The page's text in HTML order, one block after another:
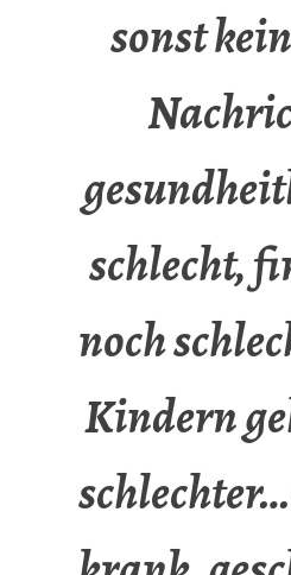
sonst
schlecht,
noch
Kindern